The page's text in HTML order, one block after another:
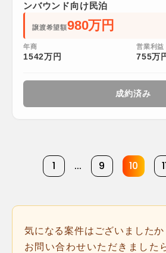
ンバウンド向け民泊
譲渡希望額980万円
年商
1542万円
営業利益
755万
成約済み
1 ... 9 10
気になる案件はございましたか
お問い合わせいただきました